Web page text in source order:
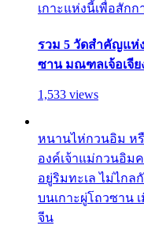
เกาะแห่งนี้เพื่อสัก
รวม 5 วัดสำคัญแห่
ซาน มณฑลเจ้อเจีย
1,533 views
หนานไห่กวนอิม หรื
องค์เจ้าแม่กวนอิม
อยู่ริมทะเล ไม่ไกล
บนเกาะผู่โถวซาน
จีน